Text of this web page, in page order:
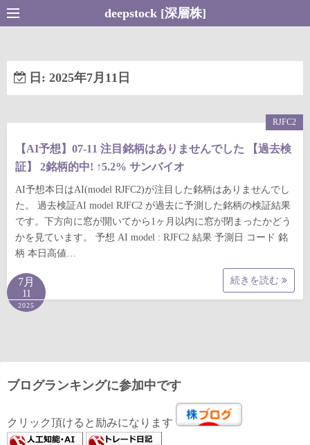
コ
ン
ン
へ
deepstock [深層株]
日: 2025年7月11日
【AI予想】07-11 注目銘柄はありませんでした 【過去検
証】 2銘柄的中! ↑5.2% サンバイオ
AI予想本日はAI(model RJFC2)が注目した銘柄はありませんでし
た。 過去検証AI model RJFC2 が過去に予測した銘柄の検証結果
です。下方向に窓が開いてから1ヶ月以内に窓が閉まったかどう
かを見ています。 予想 AI model : RJFC2 結果 予測日 コード 銘
柄 本日高値…
続きを読む
RJFC2
7月
11
2025
ブログランキングに参加中です
クリック頂けると励みになります